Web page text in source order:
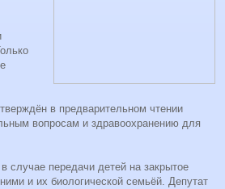
в предварительном чтении
вопросам и здравоохранению для
случае передачи детей на закрытое
и их биологической семьёй. Депутат